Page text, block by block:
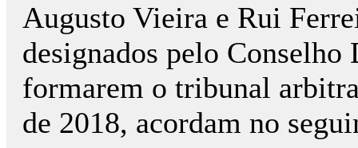
Augusto Vieira e Rui
designados pelo
formarem o tribunal
de 2018, acordam no